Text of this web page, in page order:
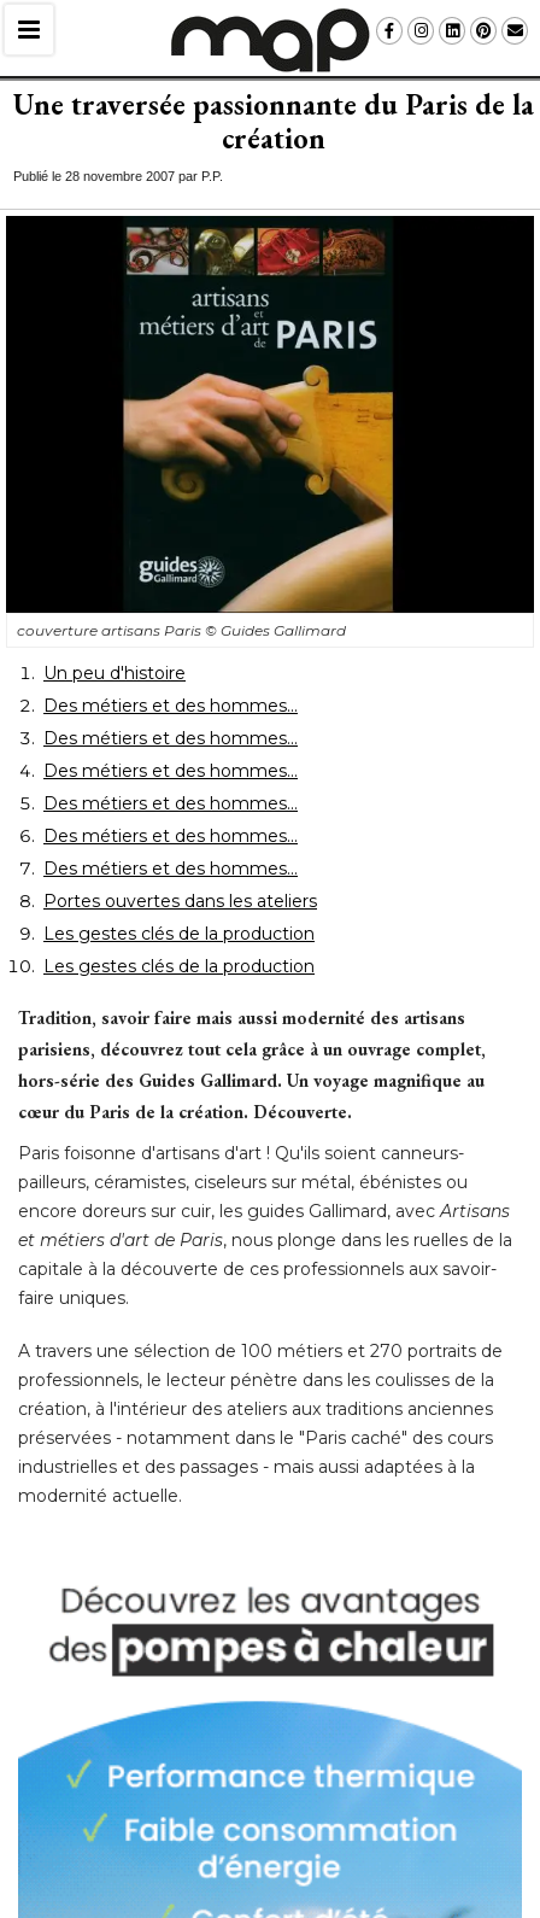
Une traversée passionnante du Paris de la
création
Publié le 28 novembre 2007 par P.P.
couverture artisans Paris © Guides Gallimard
Un peu d'histoire
Des métiers et des hommes...
Des métiers et des hommes...
Des métiers et des hommes...
Des métiers et des hommes...
Des métiers et des hommes...
Des métiers et des hommes...
Portes ouvertes dans les ateliers
Les gestes clés de la production
Les gestes clés de la production
Tradition, savoir faire mais aussi modernité des artisans
parisiens, découvrez tout cela grâce à un ouvrage complet,
hors-série des Guides Gallimard. Un voyage magnifique au
cœur du Paris de la création. Découverte.
Paris foisonne d'artisans d'art ! Qu'ils soient canneurs-
pailleurs, céramistes, ciseleurs sur métal, ébénistes ou
encore doreurs sur cuir, les guides Gallimard, avec Artisans
et métiers d'art de Paris, nous plonge dans les ruelles de la
capitale à la découverte de ces professionnels aux savoir-
faire uniques.
A travers une sélection de 100 métiers et 270 portraits de
professionnels, le lecteur pénètre dans les coulisses de la
création, à l'intérieur des ateliers aux traditions anciennes
préservées - notamment dans le "Paris caché" des cours
industrielles et des passages - mais aussi adaptées à la
modernité actuelle.